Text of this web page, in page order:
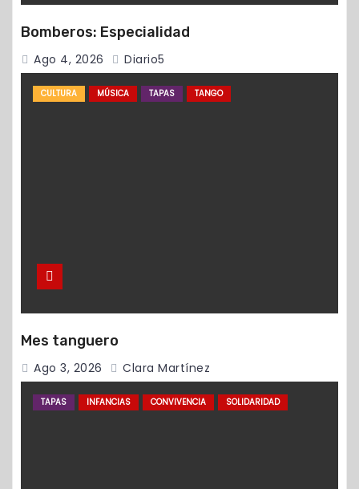
Bomberos: Especialidad
Ago 4, 2026 Diario5
CULTURA MÚSICA TAPAS TANGO
Mes tanguero
Ago 3, 2026 Clara Martínez
TAPAS INFANCIAS CONVIVENCIA SOLIDARIDAD